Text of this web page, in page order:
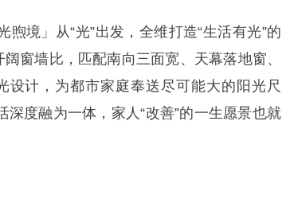
境」从“光”出发，全维打造“生活有光”的
窗墙比，匹配南向三面宽、天幕落地窗、
设计，为都市家庭奉送尽可能大的阳光尺
度融为一体，家人“改善”的一生愿景也就